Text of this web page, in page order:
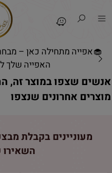
🧁אפייה מתחילה כאן –
האפייה שלך
אנשים שצפו במוצר זה,
מוצרים אחרונים שנצפו
מעוניינים בקבלת
השאירו